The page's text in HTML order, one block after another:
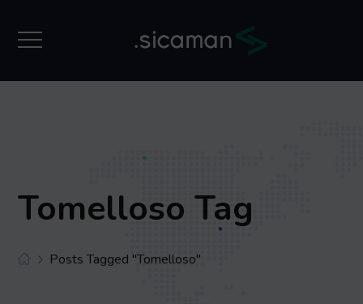
Tomelloso Tag
Posts Tagged "Tomelloso"